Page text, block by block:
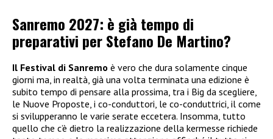
Sanremo 2027: è già tempo di
preparativi per Stefano De Martino?
Il Festival di Sanremo è vero che dura solamente cinque
giorni ma, in realtà, già una volta terminata una edizione è
subito tempo di pensare alla prossima, tra i Big da scegliere,
le Nuove Proposte, i co-conduttori, le co-conduttrici, il come
si svilupperanno le varie serate eccetera. Insomma, tutto
quello che c’è dietro la realizzazione della kermesse richiede